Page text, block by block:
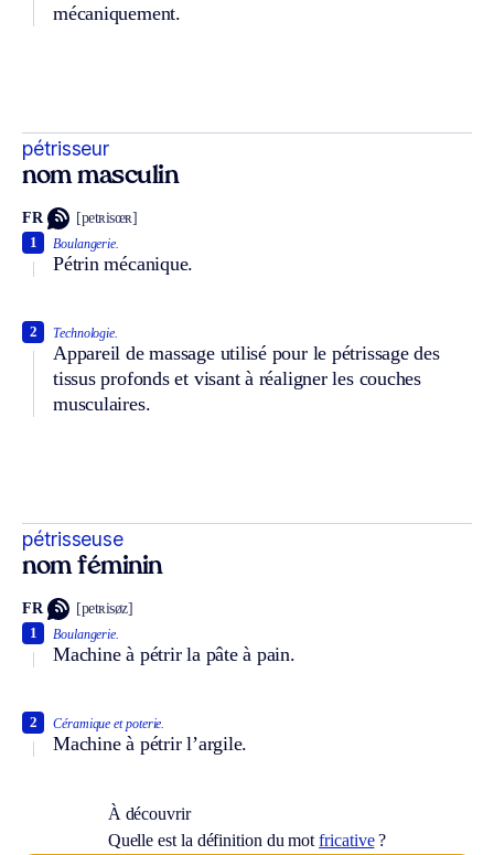
mécaniquement.
pétrisseur
nom masculin
FR [petʀisœʀ]
Boulangerie.
Pétrin mécanique.
1
Technologie.
Appareil de massage utilisé pour le pétrissage des
tissus profonds et visant à réaligner les couches
musculaires.
2
pétrisseuse
nom féminin
FR [petʀisøz]
Boulangerie.
Machine à pétrir la pâte à pain.
1
Céramique et poterie.
Machine à pétrir l’argile.
2
À découvrir
Quelle est la définition du motfricative?